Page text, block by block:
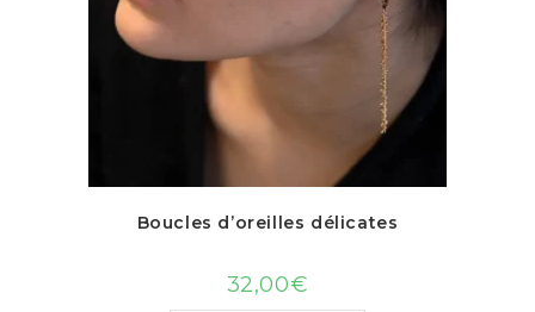
Boucles d’oreilles délicates
32,00€